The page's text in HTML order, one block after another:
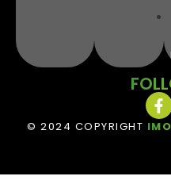
© 2024 COPYRIGHT